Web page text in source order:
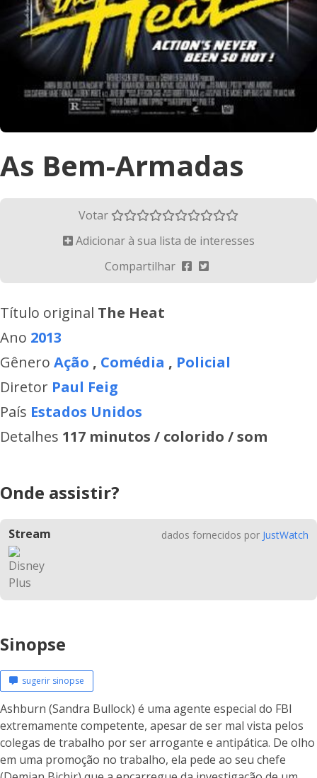
As Bem-Armadas
Votar
Adicionar à sua lista de interesses
Compartilhar
Título original The Heat
Ano 2013
Gênero Ação , Comédia , Policial
Diretor Paul Feig
País Estados Unidos
Detalhes 117 minutos / colorido / som
Onde assistir?
Stream dados fornecidos por JustWatch
Sinopse
sugerir sinopse
Ashburn (Sandra Bullock) é uma agente especial do FBI
extremamente competente, apesar de ser mal vista pelos
colegas de trabalho por ser arrogante e antipática. De olho
em uma promoção no trabalho, ela pede ao seu chefe